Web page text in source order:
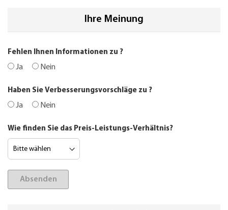
Ihre Meinung
Fehlen Ihnen Informationen zu ?
Ja Nein
Haben Sie Verbesserungsvorschläge zu ?
Ja Nein
Wie finden Sie das Preis-Leistungs-Verhältnis?
Absenden